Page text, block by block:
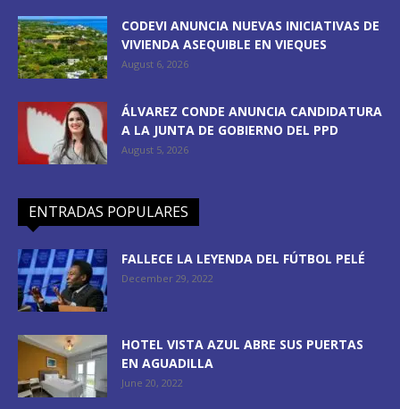
CODEVI ANUNCIA NUEVAS INICIATIVAS DE
VIVIENDA ASEQUIBLE EN VIEQUES
August 6, 2026
ÁLVAREZ CONDE ANUNCIA CANDIDATURA
A LA JUNTA DE GOBIERNO DEL PPD
August 5, 2026
ENTRADAS POPULARES
FALLECE LA LEYENDA DEL FÚTBOL PELÉ
December 29, 2022
HOTEL VISTA AZUL ABRE SUS PUERTAS
EN AGUADILLA
June 20, 2022